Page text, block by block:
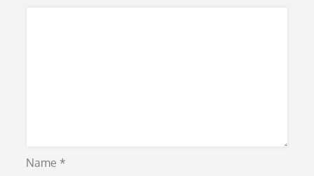
Name *